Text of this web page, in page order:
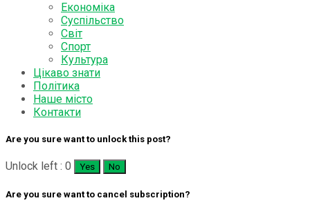
Економіка
Суспільство
Світ
Спорт
Культура
Цікаво знати
Політика
Наше місто
Контакти
Are you sure want to unlock this post?
Unlock left : 0 Yes No
Are you sure want to cancel subscription?